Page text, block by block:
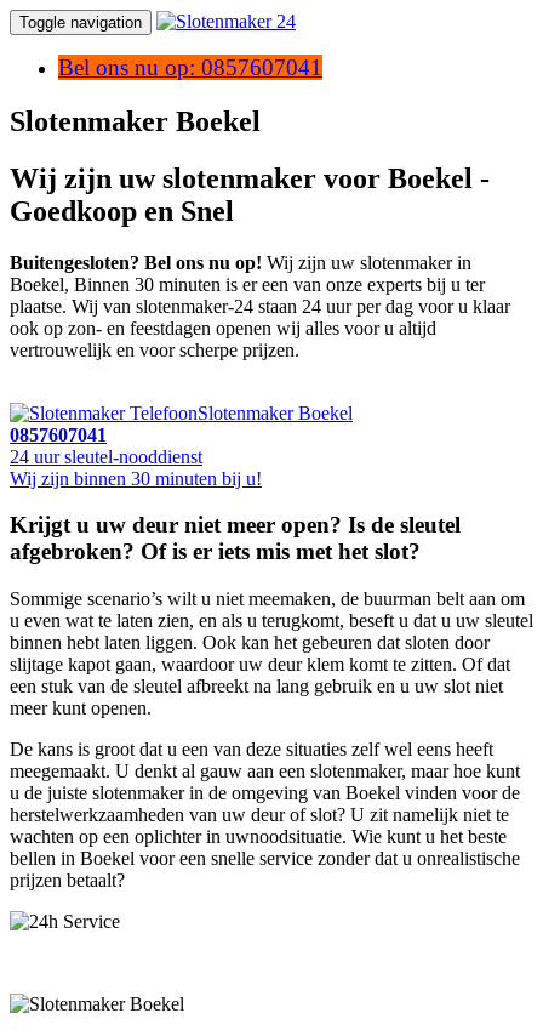
Toggle navigation
Bel ons nu op: 0857607041
Slotenmaker Boekel
Wij zijn uw slotenmaker voor Boekel -
Goedkoop en Snel
Buitengesloten? Bel ons nu op! Wij zijn uw slotenmaker in
Boekel, Binnen 30 minuten is er een van onze experts bij u ter
plaatse. Wij van slotenmaker-24 staan 24 uur per dag voor u klaar
ook op zon- en feestdagen openen wij alles voor u altijd
vertrouwelijk en voor scherpe prijzen.
Slotenmaker Boekel
0857607041
24 uur sleutel-nooddienst
Wij zijn binnen 30 minuten bij u!
Krijgt u uw deur niet meer open? Is de sleutel
afgebroken? Of is er iets mis met het slot?
Sommige scenario’s wilt u niet meemaken, de buurman belt aan om
u even wat te laten zien, en als u terugkomt, beseft u dat u uw sleutel
binnen hebt laten liggen. Ook kan het gebeuren dat sloten door
slijtage kapot gaan, waardoor uw deur klem komt te zitten. Of dat
een stuk van de sleutel afbreekt na lang gebruik en u uw slot niet
meer kunt openen.
De kans is groot dat u een van deze situaties zelf wel eens heeft
meegemaakt. U denkt al gauw aan een slotenmaker, maar hoe kunt
u de juiste slotenmaker in de omgeving van Boekel vinden voor de
herstelwerkzaamheden van uw deur of slot? U zit namelijk niet te
wachten op een oplichter in uwnoodsituatie. Wie kunt u het beste
bellen in Boekel voor een snelle service zonder dat u onrealistische
prijzen betaalt?